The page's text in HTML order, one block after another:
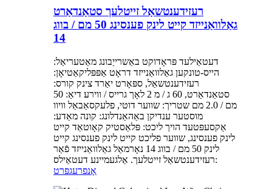
רעזידענטשאַל זייטלעך סטאַנדאַרט
גאַלוואַנייזד קייט לינק פענסינג 50 מם / בווג
14
דעטאַילעד פּראָדוקט באַשרייַבונג מאַטעריאַל:
הייס-טונקען גאַלוואַנייזד דראָט אַפּפּליקאַטיאָן:
רעזידענטשאַל, ספּאָרט יאַרד צינק קורס:
סטאַנדאַרט, 60 ג / מ 2 לאָך גרייס / ווירע דיאַ: 50
מם / 2.0 מם שטריך: שווער דוטי, פלעקסאַבאַל וויוו
מוסטער ענדיקן באַהאַנדלונג: קונה מאַדע:
אַקסעפּטעד הויך ליכט: פּלאַסטיק קאָוטאַד קייט
לינק פענסינג, שווער פליכט קייט לינק פענסינג קייט
לינק 50 מם / בווג 14 נאָרמאַל גאַלוואַנייזד פֿאַר
רעזידענטשאַל זייטלעך. אַלגעמיינע דעטאַילס:
אָנפרעגפּרט